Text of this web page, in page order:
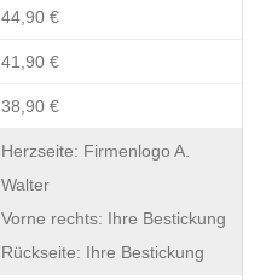
44,90 €
41,90 €
38,90 €
Herzseite: Firmenlogo A.
Walter
Vorne rechts: Ihre Bestickung
Rückseite: Ihre Bestickung